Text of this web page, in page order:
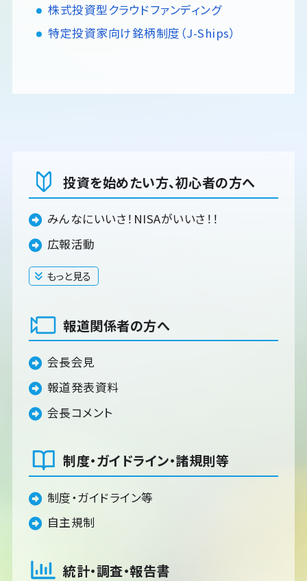
株式投資型クラウドファンディング
特定投資家向け銘柄制度（J-Ships）
投資を始めたい方、初心者の方へ
みんなにいいさ！NISAがいいさ！！
広報活動
もっと見る
閉じる
報道関係者の方へ
会長会見
報道発表資料
会長コメント
制度・ガイドライン・諸規則等
制度・ガイドライン等
自主規制
統計・調査・報告書